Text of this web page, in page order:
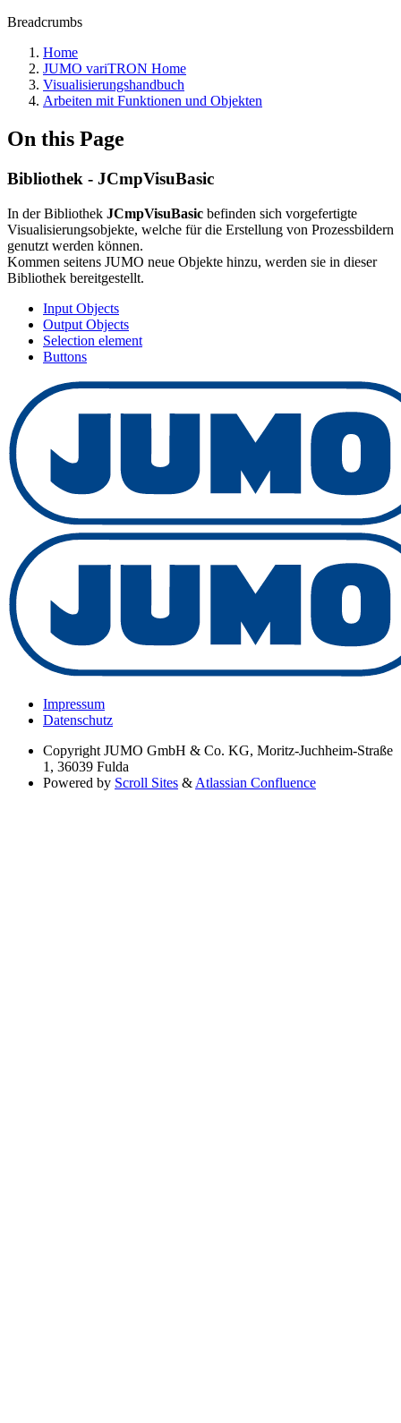
Breadcrumbs
Home
JUMO variTRON Home
Visualisierungshandbuch
Arbeiten mit Funktionen und Objekten
On this Page
Bibliothek - JCmpVisuBasic
In der Bibliothek JCmpVisuBasic befinden sich vorgefertigte
Visualisierungsobjekte, welche für die Erstellung von Prozessbildern
genutzt werden können.
Kommen seitens JUMO neue Objekte hinzu, werden sie in dieser
Bibliothek bereitgestellt.
Input Objects
Output Objects
Selection element
Buttons
Impressum
Datenschutz
Copyright JUMO GmbH & Co. KG, Moritz-Juchheim-Straße
1, 36039 Fulda
Powered by Scroll Sites & Atlassian Confluence